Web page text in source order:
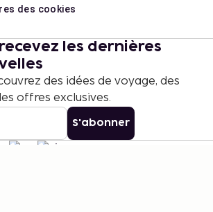
des cookies
les dernières
des idées de voyage, des
offres exclusives.
S'abonner